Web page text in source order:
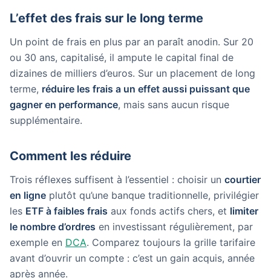
L’effet des frais sur le long terme
Un point de frais en plus par an paraît anodin. Sur 20
ou 30 ans, capitalisé, il ampute le capital final de
dizaines de milliers d’euros. Sur un placement de long
terme, réduire les frais a un effet aussi puissant que
gagner en performance, mais sans aucun risque
supplémentaire.
Comment les réduire
Trois réflexes suffisent à l’essentiel : choisir un courtier
en ligne plutôt qu’une banque traditionnelle, privilégier
les ETF à faibles frais aux fonds actifs chers, et limiter
le nombre d’ordres en investissant régulièrement, par
exemple en DCA. Comparez toujours la grille tarifaire
avant d’ouvrir un compte : c’est un gain acquis, année
après année.